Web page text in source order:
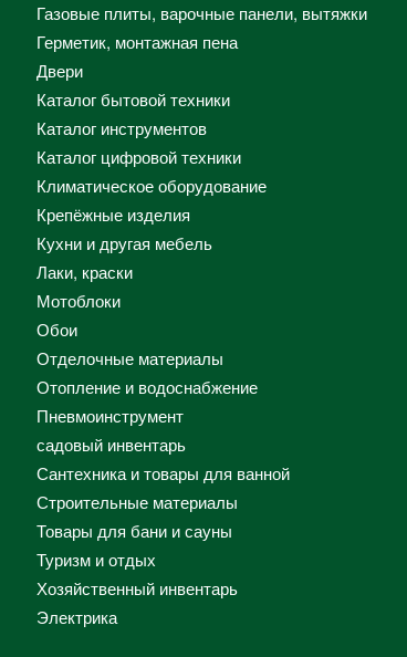
Газовые плиты, варочные панели, вытяжки
Герметик, монтажная пена
Двери
Каталог бытовой техники
Каталог инструментов
Каталог цифровой техники
Климатическое оборудование
Крепёжные изделия
Кухни и другая мебель
Лаки, краски
Мотоблоки
Обои
Отделочные материалы
Отопление и водоснабжение
Пневмоинструмент
садовый инвентарь
Сантехника и товары для ванной
Строительные материалы
Товары для бани и сауны
Туризм и отдых
Хозяйственный инвентарь
Электрика